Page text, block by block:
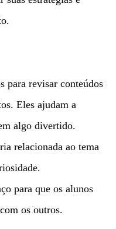
para revisar conteúdos
Eles ajudam a
algo divertido.
relacionada ao tema
para que os alunos
os outros.